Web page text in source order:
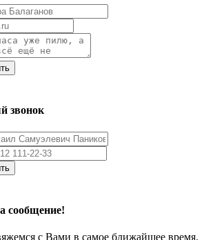
звонок
сообщение!
с Вами в самое ближайшее время.